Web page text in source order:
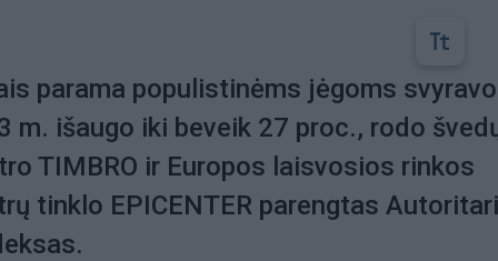
parama populistinėms jėgoms
m. išaugo iki beveik 27 proc., rodo
TIMBRO ir Europos laisvosios rinkos
tinklo EPICENTER parengtas